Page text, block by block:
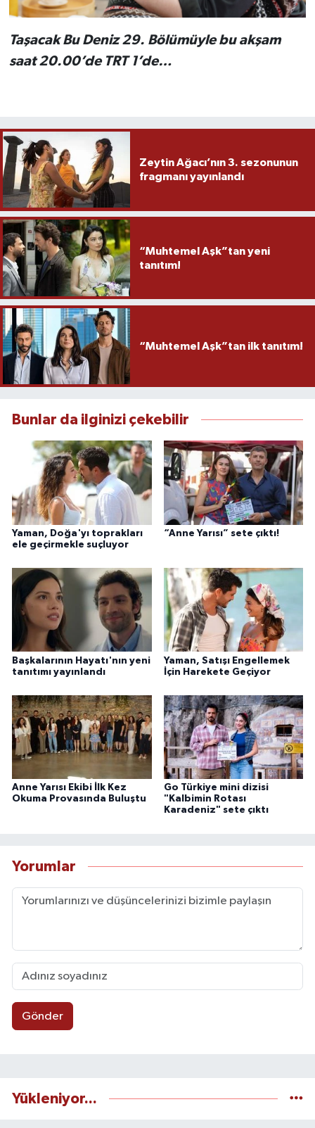
Taşacak Bu Deniz 29. Bölümüyle bu akşam
saat 20.00’de TRT 1’de…
Zeytin Ağacı’nın 3. sezonunun
fragmanı yayınlandı
“Muhtemel Aşk”tan yeni
tanıtım!
“Muhtemel Aşk”tan ilk tanıtım!
Bunlar da ilginizi çekebilir
Yaman, Doğa'yı toprakları
ele geçirmekle suçluyor
“Anne Yarısı” sete çıktı!
Başkalarının Hayatı'nın yeni
tanıtımı yayınlandı
Yaman, Satışı Engellemek
İçin Harekete Geçiyor
Anne Yarısı Ekibi İlk Kez
Okuma Provasında Buluştu
Go Türkiye mini dizisi
"Kalbimin Rotası
Karadeniz" sete çıktı
Yorumlar
Gönder
Yükleniyor...